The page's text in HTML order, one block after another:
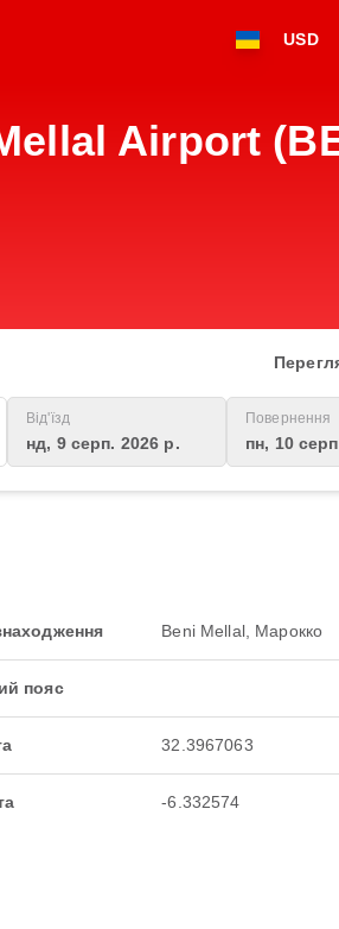
USD
Airport
Від'їзд
нд, 9 серп. 2026 р.
Повернення
пн, 10
Beni Mellal, Марокко
пояс
32.3967063
-6.332574